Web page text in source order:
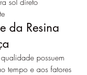
da Resina
possuem
tempo e aos fatores